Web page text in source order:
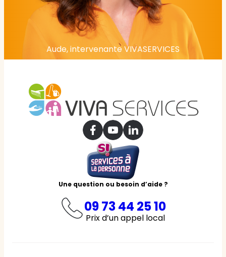
Aude, intervenante VIVASERVICES
Une question ou besoin d’aide ?
09 73 44 25 10
Prix d’un appel local